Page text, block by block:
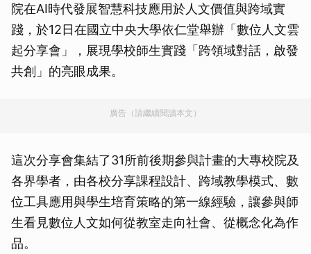
院在AI時代發展智慧科技應用於人文價值與跨域實
踐，於12日在國立中央大學依仁堂舉辦「數位人文雲
起分享會」，展現學校師生實踐「跨領域對話，啟發
共創」的亮眼成果。
廣告（請繼續閱讀本文）
這次分享會集結了31所前後期參與計畫的大專校院及
各界學者，由各校分享課程設計、跨域教學模式、數
位工具應用與學生培育策略的第一線經驗，讓參與師
生看見數位人文如何從教室走向社會、從概念化為作
品。